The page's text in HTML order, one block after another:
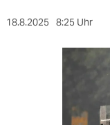
berlin
18.8.2025 8:25 Uhr